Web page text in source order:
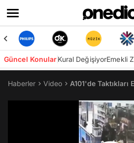
Güncel KonularKural DeğişiyorEmekli
Haberler Video A101'de